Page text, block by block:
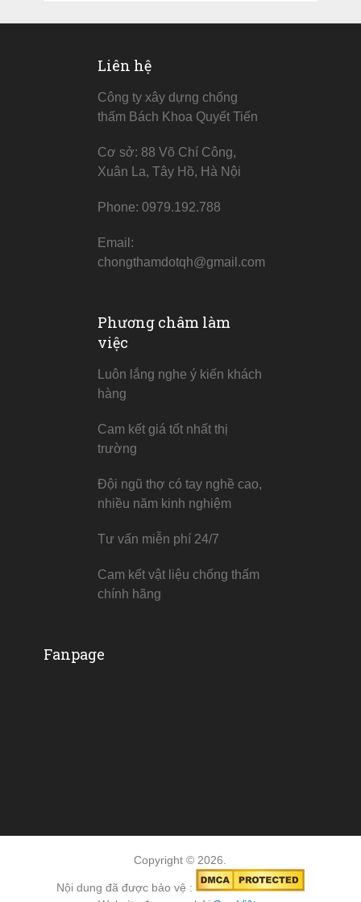
Liên hệ
Công ty xây dựng chống
thấm Bách Khoa Quyết Tiến
Cơ sở: 88 Võ Chí Công,
Xuân La, Tây Hồ, Hà Nội
Phone: 0979.192.788
Email:
chongthamdotqh@gmail.com
Phương châm làm
việc
Luôn lắng nghe ý kiến khách
hàng
Cam kết giá tốt nhất thị
trường
Đội ngũ thợ có tay nghề cao,
nhiều năm kinh nghiệm
Tư vấn miễn phí 24/7
Cam kết vật liệu chống thấm
chính hãng
Fanpage
Copyright © 2026.
Nội dung đã được bảo vệ :